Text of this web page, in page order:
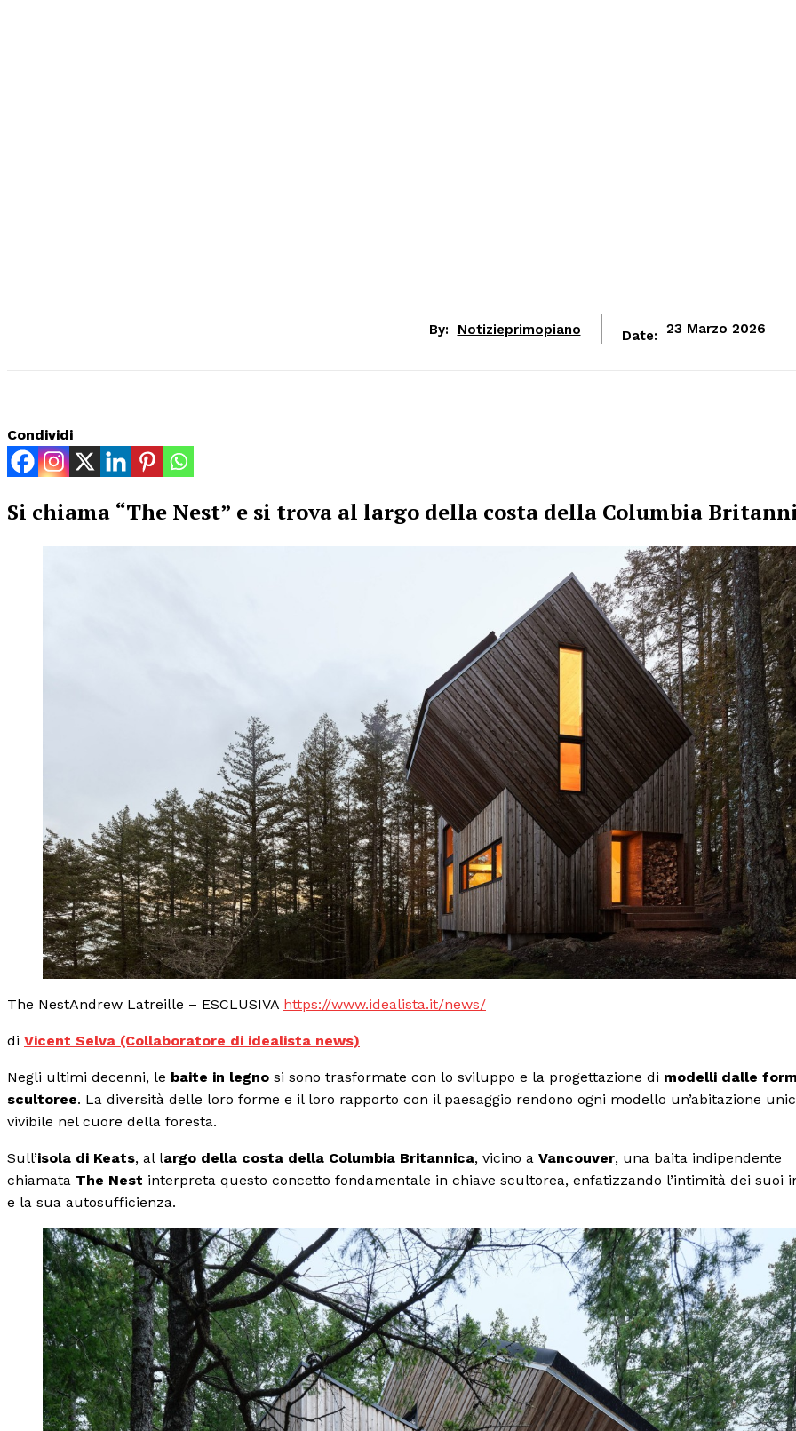
By: Notizieprimopiano Date: 23 Marzo 2026
Condividi
Si chiama “The Nest” e si trova al largo della costa della Columbia
The NestAndrew Latreille – ESCLUSIVA https://www.idealista.it/news/
di Vicent Selva (Collaboratore di idealista news)
Negli ultimi decenni, le baite in legno si sono trasformate con lo sviluppo e la progettazione di modelli dalle
scultoree. La diversità delle loro forme e il loro rapporto con il paesaggio rendono ogni modello un’abitazione
vivibile nel cuore della foresta.
Sull’isola di Keats, al largo della costa della Columbia Britannica, vicino a Vancouver, una baita indipendente
chiamata The Nest interpreta questo concetto fondamentale in chiave scultorea, enfatizzando l’intimità dei suoi
e la sua autosufficienza.